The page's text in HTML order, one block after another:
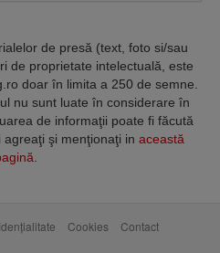
de presă (text, foto si/sau
de proprietate intelectuală, este
doar în limita a 250 de semne.
nu sunt luate în considerare în
de informaţii poate fi făcută
şi menţionaţi in această
Cookies Contact